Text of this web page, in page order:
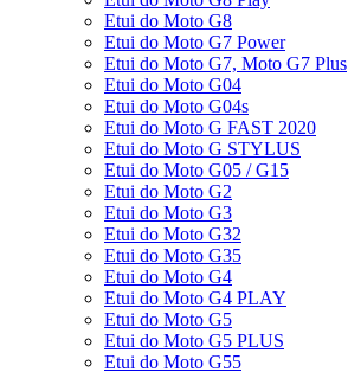
Etui do Moto G8
Etui do Moto G7 Power
Etui do Moto G7, Moto G7 Plus
Etui do Moto G04
Etui do Moto G04s
Etui do Moto G FAST 2020
Etui do Moto G STYLUS
Etui do Moto G05 / G15
Etui do Moto G2
Etui do Moto G3
Etui do Moto G32
Etui do Moto G35
Etui do Moto G4
Etui do Moto G4 PLAY
Etui do Moto G5
Etui do Moto G5 PLUS
Etui do Moto G55